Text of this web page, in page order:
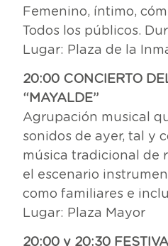
Femenino, íntimo,
Todos los públicos.
Lugar: Plaza de la
20:00 CONCIERTO
“MAYALDE”
Agrupación musical
sonidos de ayer, tal y
música tradicional de
el escenario
como familiares e
Lugar: Plaza Mayor
20:00 y 20:30